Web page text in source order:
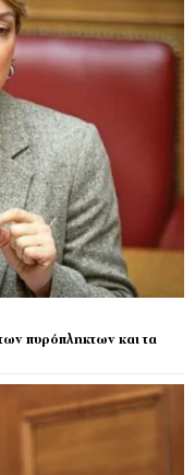
πυρόπληκτων και τα